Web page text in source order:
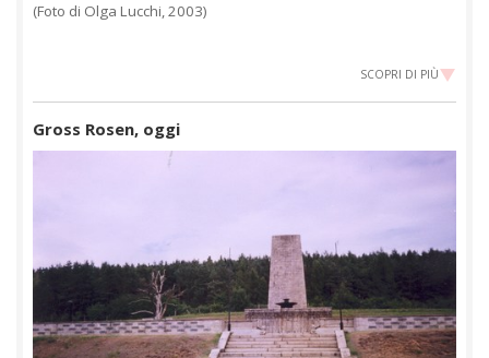
(Foto di Olga Lucchi, 2003)
SCOPRI DI PIÙ
Gross Rosen, oggi